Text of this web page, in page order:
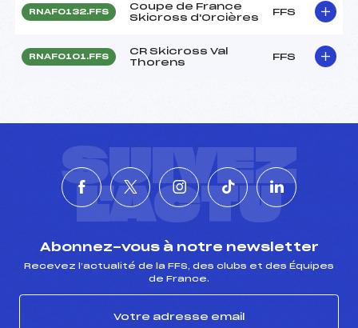
RNAF0132.FFS
Coupe de France
Skicross d'Orcières
FFS
RNAF0101.FFS
CR Skicross Val
Thorens
FFS
SUIVEZ
L'ACTU
Abonnez-vous à notre newsletter
Recevez l’actualité de la FFS, des clubs et des Équipes
de France.